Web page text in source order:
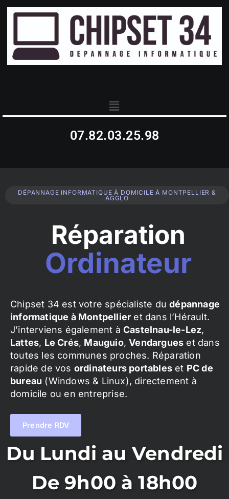
07.82.03.25.98
DÉPANNAGE INFORMATIQUE À DOMICILE À MONTPELLIER &
AGGLO
Réparation
Ordinateur
Chipset 34 est votre spécialiste dudépannage
informatique à Montpellier et dans l’Hérault.
J’interviens également à Castelnau-le-Lez,
Lattes, Le Crés, Mauguio,Vendargues et dans
toutes les communes proches. Réparation
rapide de vos ordinateurs portables et PC de
bureau (Windows & Linux), directement à
domicile ou en entreprise.
Prendre RDV
Du Lundi au Vendredi
De 9h00 à 18h00